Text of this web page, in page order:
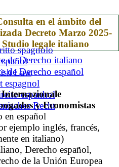
spagnolo
Law
espagnol
espanhol
Recht
en el ámbito del
Decreto Marzo 2025-
legale italiano
de Derecho italiano
de Derecho español
y Economistas
en español
ejemplo inglés, francés,
en italiano)
Derecho español,
de la Unión Europea